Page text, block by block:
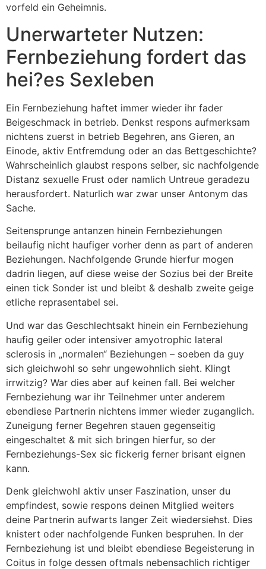
vorfeld ein Geheimnis.
Unerwarteter Nutzen:
Fernbeziehung fordert das
hei?es Sexleben
Ein Fernbeziehung haftet immer wieder ihr fader
Beigeschmack in betrieb. Denkst respons aufmerksam
nichtens zuerst in betrieb Begehren, ans Gieren, an
Einode, aktiv Entfremdung oder an das Bettgeschichte?
Wahrscheinlich glaubst respons selber, sic nachfolgende
Distanz sexuelle Frust oder namlich Untreue geradezu
herausfordert. Naturlich war zwar unser Antonym das
Sache.
Seitensprunge antanzen hinein Fernbeziehungen
beilaufig nicht haufiger vorher denn as part of anderen
Beziehungen. Nachfolgende Grunde hierfur mogen
dadrin liegen, auf diese weise der Sozius bei der Breite
einen tick Sonder ist und bleibt & deshalb zweite geige
etliche reprasentabel sei.
Und war das Geschlechtsakt hinein ein Fernbeziehung
haufig geiler oder intensiver amyotrophic lateral
sclerosis in „normalen“ Beziehungen – soeben da guy
sich gleichwohl so sehr ungewohnlich sieht. Klingt
irrwitzig? War dies aber auf keinen fall. Bei welcher
Fernbeziehung war ihr Teilnehmer unter anderem
ebendiese Partnerin nichtens immer wieder zuganglich.
Zuneigung ferner Begehren stauen gegenseitig
eingeschaltet & mit sich bringen hierfur, so der
Fernbeziehungs-Sex sic fickerig ferner brisant eignen
kann.
Denk gleichwohl aktiv unser Faszination, unser du
empfindest, sowie respons deinen Mitglied weiters
deine Partnerin aufwarts langer Zeit wiedersiehst. Dies
knistert oder nachfolgende Funken bespruhen. In der
Fernbeziehung ist und bleibt ebendiese Begeisterung in
Coitus in folge dessen oftmals nebensachlich richtiger